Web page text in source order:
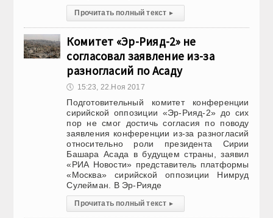
Прочитать полный текст ▸
Комитет «Эр-Рияд-2» не
согласовал заявление из-за
разногласий по Асаду
🕔 15:23, 22.Ноя 2017
Подготовительный комитет конференции
сирийской оппозиции «Эр-Рияд-2» до сих
пор не смог достичь согласия по поводу
заявления конференции из-за разногласий
относительно роли президента Сирии
Башара Асада в будущем страны, заявил
«РИА Новости» представитель платформы
«Москва» сирийской оппозиции Нимруд
Сулейман. В Эр-Рияде
Прочитать полный текст ▸